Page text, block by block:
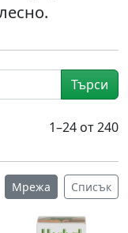
1–24 от 240
Търси
Мрежа Списък